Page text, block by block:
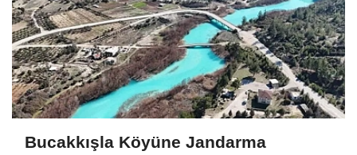
Bucakkışla Köyüne Jandarma